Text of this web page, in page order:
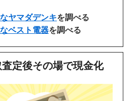
ヤマダデンキを調べる
ベスト電器を調べる
査定後その場で現金化